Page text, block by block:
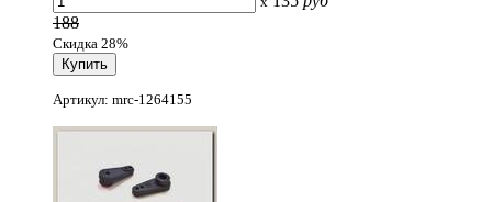
188
Скидка 28%
Артикул: mrc-1264155